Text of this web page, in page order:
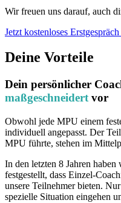
Wir freuen uns darauf, auch
Jetzt kostenloses
Deine Vorteile
Dein persönlicher
maßgeschneidertvor
Obwohl jede MPU einem
individuell angepasst. Der
MPU führte, stehen im
In den letzten 8 Jahren
festgestellt, dass Einzel-
unsere Teilnehmer bieten.
spezielle Situation eingehen